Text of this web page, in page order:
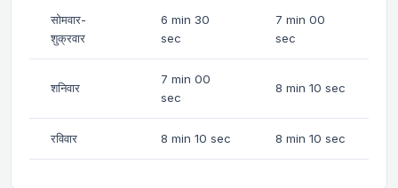
सोमवार-
शुक्रवार
6 min 30
sec
7 min 00
sec
शनिवार
7 min 00
sec
8 min 10 sec
रविवार 8 min 10 sec 8 min 10 sec